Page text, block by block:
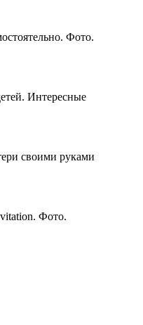
Фото.
Интересные
своими руками
Фото.